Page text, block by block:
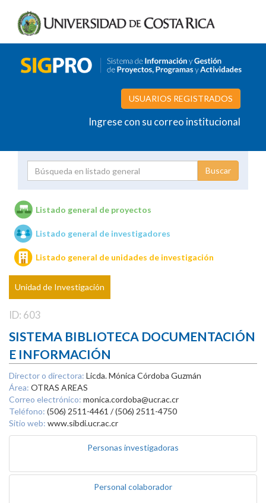
USUARIOS REGISTRADOS
Ingrese con su correo institucional
Unidades de investigación
Listado general de proyectos
Listado general de investigadores
Listado general de unidades de investigación
Unidad de Investigación
ID: 603
SISTEMA BIBLIOTECA DOCUMENTACIÓN
E INFORMACIÓN
Director o directora: Licda. Mónica Córdoba Guzmán
Área: OTRAS AREAS
Correo electrónico: monica.cordoba@ucr.ac.cr
Teléfono: (506) 2511-4461 / (506) 2511-4750
Sitio web: www.sibdi.ucr.ac.cr
Personas investigadoras
Personal colaborador